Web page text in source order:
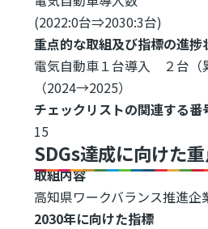
(2022:0台⇒2030:3台)
重点的な取組及び指標の進捗
電気自動車１台導入 ２台（
（2024→2025）
チェックリストの関連する番
15
SDGs達成に向けた
取組内容
高知県ワークバランス推進企
2030年に向けた指標